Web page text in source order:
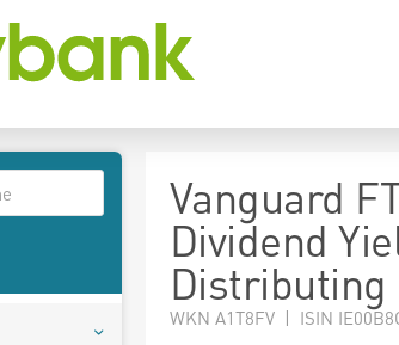
Vanguard
Dividend
Distributing
WKN A1T8FV | ISIN